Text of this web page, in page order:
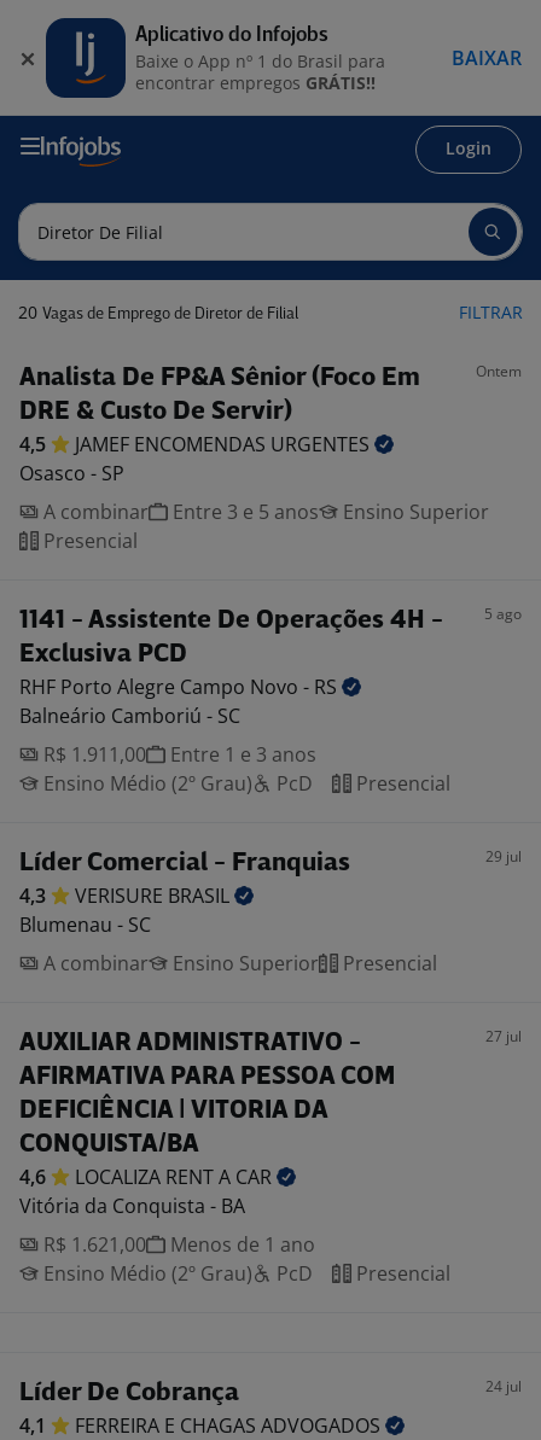
Login
20 Vagas de Emprego de Diretor de Filial FILTRAR
Analista De FP&A Sênior (Foco Em
DRE & Custo De Servir)
Ontem
4,5 JAMEF ENCOMENDAS URGENTES
Osasco - SP
A combinar
Entre 3 e 5 anos
Ensino Superior
Presencial
1141 - Assistente De Operações 4H -
Exclusiva PCD
5 ago
RHF Porto Alegre Campo Novo - RS
Balneário Camboriú - SC
R$ 1.911,00
Entre 1 e 3 anos
Ensino Médio (2º Grau)
PcD Presencial
Líder Comercial - Franquias 29 jul
4,3 VERISURE BRASIL
Blumenau - SC
A combinar
Ensino Superior Presencial
AUXILIAR ADMINISTRATIVO -
AFIRMATIVA PARA PESSOA COM
DEFICIÊNCIA | VITORIA DA
CONQUISTA/BA
27 jul
4,6 LOCALIZA RENT A CAR
Vitória da Conquista - BA
R$ 1.621,00
Menos de 1 ano
Ensino Médio (2º Grau)
PcD Presencial
Líder De Cobrança 24 jul
4,1 FERREIRA E CHAGAS ADVOGADOS
Aplicativo do Infojobs
Baixe o App nº 1 do Brasil para
encontrar empregos GRÁTIS!!
BAIXAR